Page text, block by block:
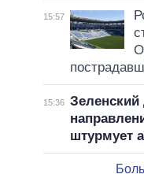
15:57
15:36 Зеленский
штурмует